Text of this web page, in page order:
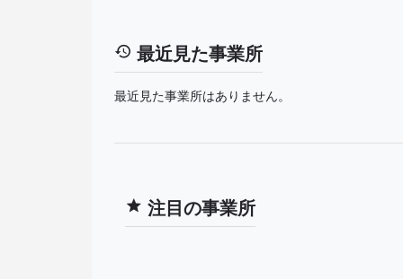
最近見た事業所
最近見た事業所はありません。
注目の事業所